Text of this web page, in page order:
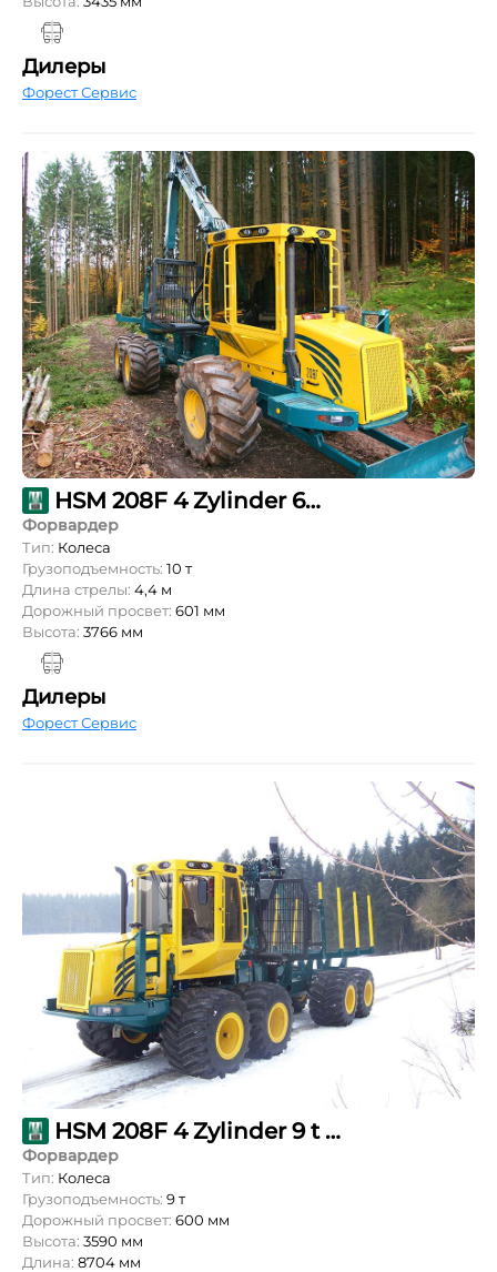
Дилеры
Форест Сервис
HSM 208F 4 Zylinder 6WD
Форвардер
Тип: Колеса
Грузоподъемность: 10 т
Длина стрелы: 4,4 м
Дорожный просвет: 601 мм
Высота: 3766 мм
Дилеры
Форест Сервис
HSM 208F 4 Zylinder 9 t Kombi kurz
Форвардер
Тип: Колеса
Грузоподъемность: 9 т
Дорожный просвет: 600 мм
Высота: 3590 мм
Длина: 8704 мм